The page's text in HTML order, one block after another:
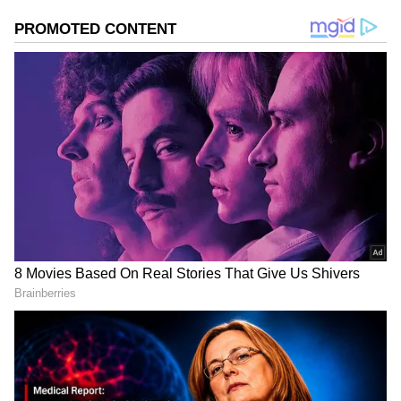
ದಳಪತಿ ವಿಜಯ್ ಅವರು ಕೊಲ್ಲೂರಿಗೆ ಬರ್ತಾರೆ ಅಂದಿದ್ದೇ
ತಡ, ಇಡೀ ದೇವಸ್ಥಾನದ ಆವರಣ ಒಂದು ಹೈ-ಸೆಕ್ಯೂರಿಟಿ
ವಲಯವಾಗಿ ಬದಲಾಗಿದೆ. ಸಿನಿಮಾ ಸ್ಟೈಲ್‌ನಲ್ಲೇ ಎಂಟ್ರಿ
ಕೊಟ್ಟ ಸಿಎಂ ವಿಜಯ್ ಅವರನ್ನು ನೋಡಲು ಫ್ಯಾನ್ಸ್
ಮುಗಿಬಿದ್ದಿದ್ದರು. ತಮಿಳುನಾಡು
ಮಾಡಿದ್ದೇನೆ. ಉತ್ತರ ಕನ್ನಡ ಜಿಲ್ಲೆ ಶಿರಸಿ ಹುಟ್ಟೂರು. ಕರ್ನಾಟಕ
ವಿಶ್ವವಿದ್ಯಾಲಯ, ಧಾರವಾಡದಿಂದ ಕಲಾ ವಿಭಾಗದಲ್ಲಿ ಪದವಿ
ಪಡೆದಿದ್ದೇನೆ. ಸಾಮಾಜಿಕ ಕಳಕಳಿಗೆ ಹೆಚ್ಚಿನ ಆದ್ಯತೆ, ಮಾನವೀಯತೆಗೆ
ಮೊದಲ ಪ್ರಾಶಸ್ತ್ಯ.
DOWNLOAD APP